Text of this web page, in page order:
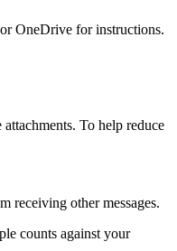
OneDrive for instructions.
To help reduce
receiving other messages.
counts against your